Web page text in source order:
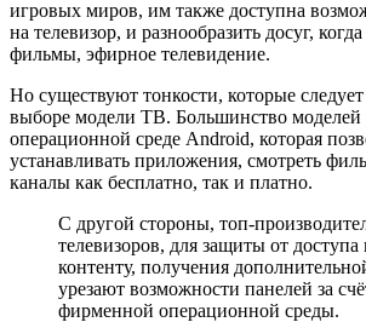
игровых миров, им также доступна
на телевизор, и разнообразить досуг,
фильмы, эфирное телевидение.
Но существуют тонкости, которые
выборе модели ТВ. Большинство моделей
операционной среде Android, которая
устанавливать приложения, смотреть
каналы как бесплатно, так и платно.
С другой стороны, топ-
телевизоров, для защиты от доступа
контенту, получения
урезают возможности панелей за
фирменной операционной среды.